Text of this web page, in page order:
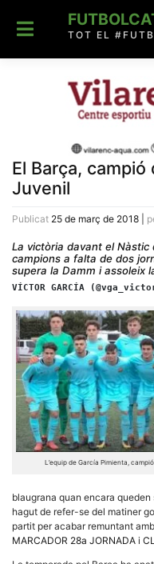
content
TOT EL
El Barça, campió
Juvenil
Publicat 25 de març de 2018
La victòria davant el Nàstic
campions a falta de dos
supera la Damm i assoleix
VÍCTOR GARCÍA
L’equip de García Pimienta,
blaugrana quan encara
hagut de refer-se del matiner
partit per acabar remuntant
MARCADOR 28a JORNADA i